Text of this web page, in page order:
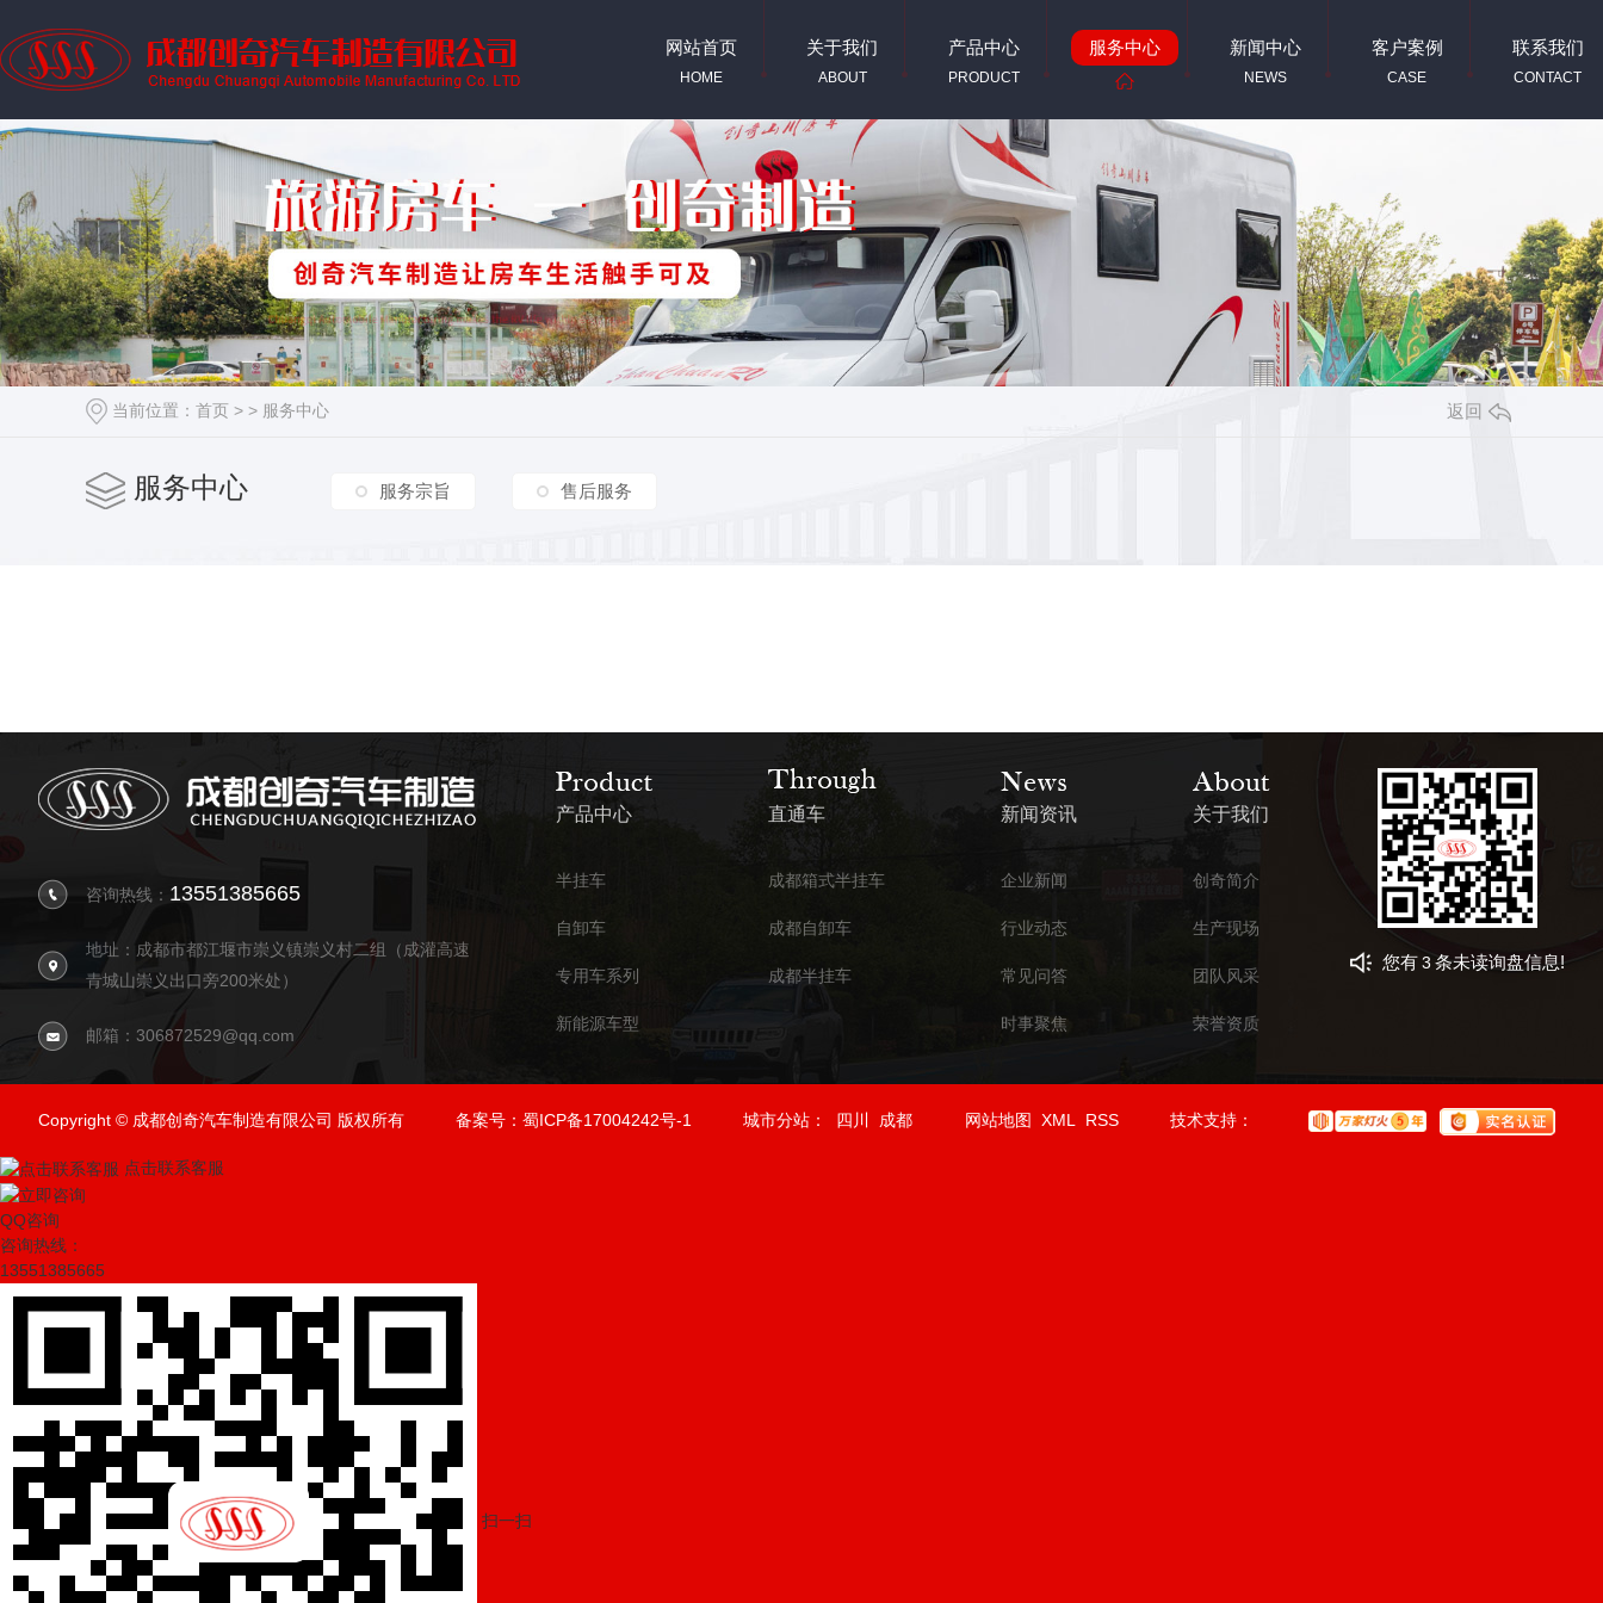
网站首页
HOME
关于我们
ABOUT
产品中心
PRODUCT
服务中心
SERVICE
新闻中心
NEWS
客户案例
CASE
联系我们
CONTACT
当前位置： 首页 > > 服务中心 返回
服务中心 服务宗旨 售后服务
咨询热线： 13551385665
地址：成都市都江堰市崇义镇崇义村二组（成灌高速
青城山崇义出口旁200米处）
邮箱：306872529@qq.com
产品中心
半挂车
自卸车
专用车系列
新能源车型
直通车
成都箱式半挂车
成都自卸车
成都半挂车
新闻资讯
企业新闻
行业动态
常见问答
时事聚焦
关于我们
创奇简介
生产现场
团队风采
荣誉资质
您有3条未读询盘信息!
Copyright © 成都创奇汽车制造有限公司 版权所有 备案号：蜀ICP备17004242号-1 城市分站 ： 四川 成都 网站地图 XML RSS 技术支持：
点击联系客服
QQ咨询
咨询热线：
13551385665
扫一扫